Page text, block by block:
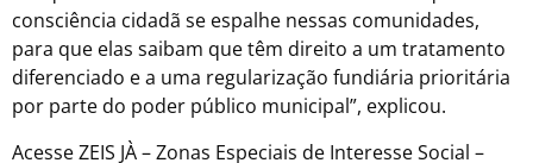
consciência cidadã se espalhe nessas comunidades,
para que elas saibam que têm direito a um tratamento
diferenciado e a uma regularização fundiária prioritária
por parte do poder público municipal”, explicou.
Acesse ZEIS JÀ – Zonas Especiais de Interesse Social –